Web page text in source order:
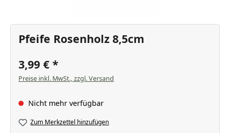
Pfeife Rosenholz 8,5cm
3,99 €
Preise inkl. MwSt., zzgl. Versand
Nicht mehr verfügbar
Zum Merkzettel hinzufügen